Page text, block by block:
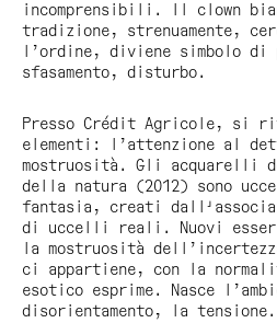
incomprensibili. Il clown
tradizione, strenuamente,
l’ordine, diviene simbolo di
sfasamento, disturbo.
Presso Crédit Agricole, si
elementi: l’attenzione al
mostruosità. Gli acquarelli
della natura (2012) sono
fantasia, creati
di uccelli reali. Nuovi
la mostruosità
ci appartiene, con la
esotico esprime. Nasce
disorientamento, la